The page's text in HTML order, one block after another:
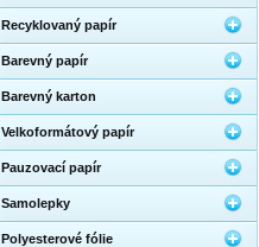
Recyklovaný papír
Barevný papír
Barevný karton
Velkoformátový papír
Pauzovací papír
Samolepky
Polyesterové fólie